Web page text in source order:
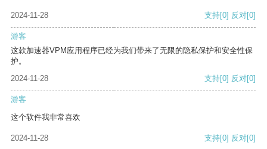
2024-11-28 支持[0] 反对[0]
游客
这款加速器VPM应用程序已经为我们带来了无限的隐私保护和安全性保
护。
2024-11-28
支持[0] 反对[0]
游客
这个软件我非常喜欢
2024-11-28 支持[0] 反对[0]